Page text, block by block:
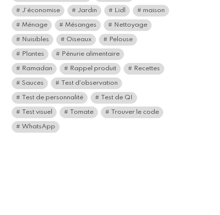
J'économise Jardin Lidl maison
Ménage Mésanges Nettoyage
Nuisibles Oiseaux Pelouse
Plantes Pénurie alimentaire
Ramadan Rappel produit Recettes
Sauces Test d'observation
Test de personnalité Test de QI
Test visuel Tomate Trouver le code
WhatsApp